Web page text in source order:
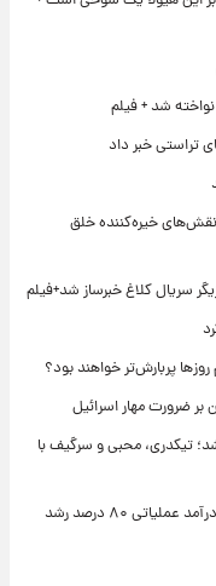
شد + فیلم
تراستی خبر داد
خیره‌کننده خلق
سریال کلاغ خبرساز شد+فیلم
پربارش‌تر خواهند بود؟
بر ضرورت مهار اسرائیل
تیکدری، محبی و سرگیف با
تغییر مثبت در عملکرد مالی بانک صادرات ایران/ درآمد عملیاتی ۸۰ درصد رشد